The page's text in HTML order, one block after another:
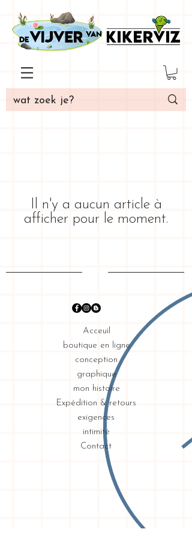
Il n'y a aucun article à
afficher pour le moment.
Acceuil
boutique en ligne
conception
graphique
mon histoire
Expédition & retours
exigences
intimité
Contact